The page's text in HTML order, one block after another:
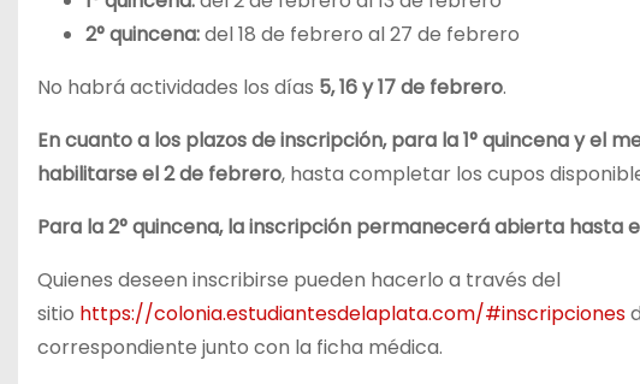
2° quincena:del 18 de febrero al 27 de febrero
No habrá actividades los días 5, 16 y 17 de febrero.
En cuanto a los plazos de inscripción, para la 1° quincena y el
habilitarse el 2 de febrero, hasta completar los cupos
Para la 2° quincena, la inscripción permanecerá abierta hasta
Quienes deseen inscribirse pueden hacerlo a través del
sitio https://colonia.estudiantesdelaplata.com/#inscripciones
correspondiente junto con la ficha médica.